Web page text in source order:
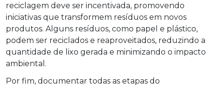
reciclagem deve ser incentivada, promovendo
iniciativas que transformem resíduos em novos
produtos. Alguns resíduos, como papel e plástico,
podem ser reciclados e reaproveitados, reduzindo a
quantidade de lixo gerada e minimizando o impacto
ambiental.
Por fim, documentar todas as etapas do